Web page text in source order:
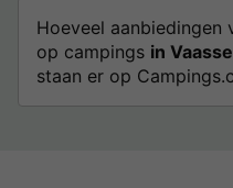
Hoeveel aanbiedingen
op campings in
staan er op